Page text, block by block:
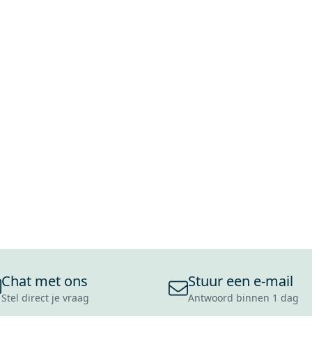
Chat met ons
Stel direct je vraag
Stuur een e-mail
Antwoord binnen 1 dag